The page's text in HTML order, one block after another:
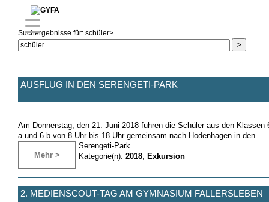
Suchergebnisse für: schüler>
AUSFLUG IN DEN SERENGETI-PARK
Am Donnerstag, den 21. Juni 2018 fuhren die Schüler aus den Klassen
a und 6 b von 8 Uhr bis 18 Uhr gemeinsam nach Hodenhagen in den
Serengeti-Park.
Mehr >
Kategorie(n): 2018 Exkursion
2. MEDIENSCOUT-TAG AM GYMNASIUM FALLERSLEBEN